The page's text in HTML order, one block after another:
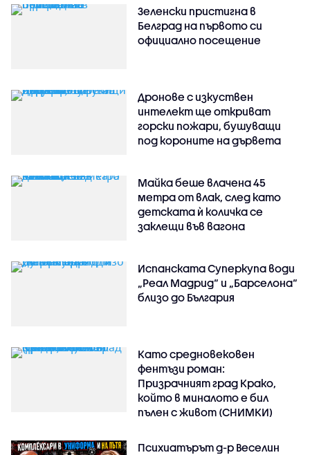
Зеленски пристигна в
Белград на първото си
официално посещение
Дронове с изкуствен
интелект ще откриват
горски пожари, бушуващи
под короните на дървета
Майка беше влачена 45
метра от влак, след като
детската ѝ количка се
заклещи във вагона
Испанската Суперкупа води
„Реал Мадрид“ и „Барселона“
близо до България
Като средновековен
фентъзи роман:
Призрачният град Крако,
който в миналото е бил
пълен с живот (СНИМКИ)
Психиатърът д-р Веселин